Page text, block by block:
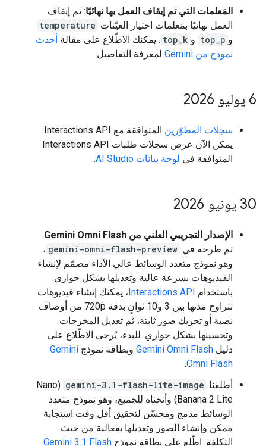
المَعلمات التي تم إيقاف العمل بها نهائيًا: تم إيقاف
العمل نهائيًا بمَعلمات اختيار العيّنات temperature
و top_p و top_k . يمكنك الاطّلاع على مقالة أحدث
نموذج من Gemini
لمعرفة التفاصيل.
‫6 يوليو 2026
سجلات المطوّرين
المتوافقة مع Interactions API:
يمكن الآن عرض سجلات طلبات Interactions API
المتوافقة في لوحة بيانات AI Studio .
‫30 يونيو 2026
الإصدار التجريبي العلني من Gemini Omni Flash
:
تم طرحه في gemini-omni-flash-preview ،
وهو نموذج متعدد الوسائط عالي الأداء مصمّم لإنشاء
الفيديوهات بسرعة عالية وتعديلها بشكل حواري.
باستخدام Interactions API، يمكنك إنشاء فيديوهات
تتراوح مدتها بين 3 و10 ثوانٍ بدقة 720p من أوصاف
نصية أو تحريك صور ثابتة، ثم تعديل المخرجات
وتحسينها بشكل حواري. للبدء، يُرجى الاطّلاع على
دليل Gemini Omni Flash وبطاقة نموذج Gemini
Omni Flash
.
أطلقنا gemini-3.1-flash-lite-image
(Nano
Banana 2 Lite) وأتحناه للجميع، وهو نموذج متعدد
الوسائط مدمج ومحسّن لتحقيق أقل وقت استجابة
ممكن وإنشاء الصور وتعديلها بفعالية من حيث
التكلفة. اطّلِع على بطاقة نموذج Gemini 3.1 Flash